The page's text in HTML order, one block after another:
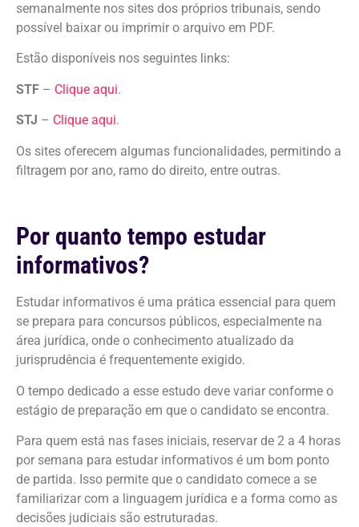
semanalmente nos sites dos próprios tribunais, sendo
possível baixar ou imprimir o arquivo em PDF.
Estão disponíveis nos seguintes links:
STF – Clique aqui.
STJ – Clique aqui.
Os sites oferecem algumas funcionalidades, permitindo a
filtragem por ano, ramo do direito, entre outras.
Por quanto tempo estudar
informativos?
Estudar informativos é uma prática essencial para quem
se prepara para concursos públicos, especialmente na
área jurídica, onde o conhecimento atualizado da
jurisprudência é frequentemente exigido.
O tempo dedicado a esse estudo deve variar conforme o
estágio de preparação em que o candidato se encontra.
Para quem está nas fases iniciais, reservar de 2 a 4 horas
por semana para estudar informativos é um bom ponto
de partida. Isso permite que o candidato comece a se
familiarizar com a linguagem jurídica e a forma como as
decisões judiciais são estruturadas.